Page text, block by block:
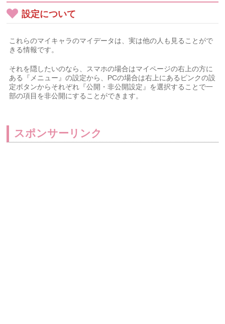
設定について
これらのマイキャラのマイデータは、実は他の人も見ることがで
きる情報です。
それを隠したいのなら、スマホの場合はマイページの右上の方に
ある『メニュー』の設定から、PCの場合は右上にあるピンクの設
定ボタンからそれぞれ『公開・非公開設定』を選択することで一
部の項目を非公開にすることができます。
スポンサーリンク